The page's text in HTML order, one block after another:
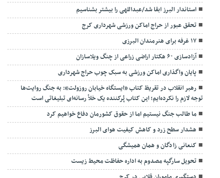
استاندار البرز ابقا شد/عبداللهی را بیشتر بشناسیم
تحقق عبور از حراج اماکن ورزشی شهرداری کرج
۱۷ غرفه برای هنرمندان البرزی
آزادسازی ۶۰ هکتار اراضی زراعی از چنگ ویلاسازان
پایان واگذاری اماکن ورزشی به سبک چوب حراج شهرداری
رهبر انقلاب در تقریظ کتاب «ایستگاه خیابان روزولت»: به جنگ روایت‌ها
توجه لازم را نکرده‌ایم؛ این کتاب پُرکننده‌ یک خلأ رسانه‌ای تبلیغاتی است
ما طالب جنگ نیستیم اما از حقوق کشورمان دفاع خواهیم کرد
هشدار سطح زرد و کاهش کیفیت هوای البرز
کنعانی زادگان و همان همیشگی
تحویل سارگپه مصدوم به اداره حفاظت محیط زیست